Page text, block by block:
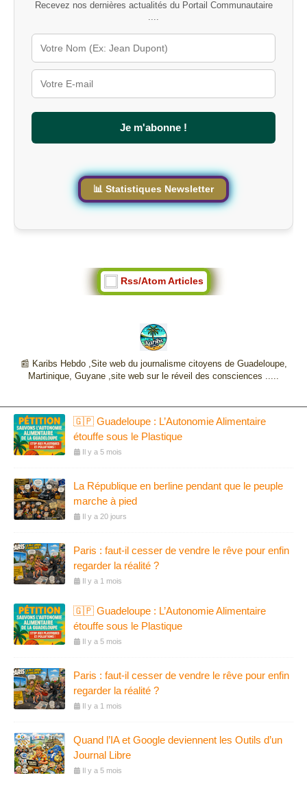
-
l
é
u
r
l
e
Recevez nos dernières actualités du Portail Communautaire
....
Je m'abonne !
📊 Statistiques Newsletter
Rss/Atom Articles
📰 Karibs Hebdo ,Site web du journalisme citoyens de Guadeloupe,
Martinique, Guyane ,site web sur le réveil des consciences .....
🇬🇵 Guadeloupe : L’Autonomie Alimentaire
étouffe sous le Plastique
Il y a 5 mois
La République en berline pendant que le peuple
marche à pied
Il y a 20 jours
Paris : faut-il cesser de vendre le rêve pour enfin
regarder la réalité ?
Il y a 1 mois
🇬🇵 Guadeloupe : L’Autonomie Alimentaire
étouffe sous le Plastique
Il y a 5 mois
Paris : faut-il cesser de vendre le rêve pour enfin
regarder la réalité ?
Il y a 1 mois
Quand l’IA et Google deviennent les Outils d’un
Journal Libre
Il y a 5 mois